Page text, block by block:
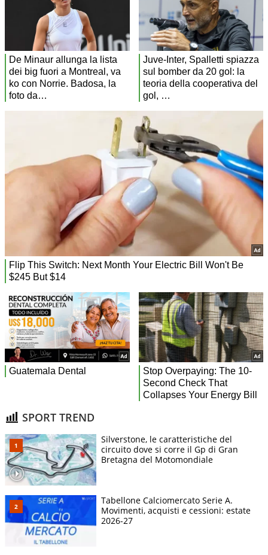
SPORT TREND
Silverstone, le caratteristiche del
circuito dove si corre il Gp di Gran
Bretagna del Motomondiale
Tabellone Calciomercato Serie A.
Movimenti, acquisti e cessioni: estate
2026-27